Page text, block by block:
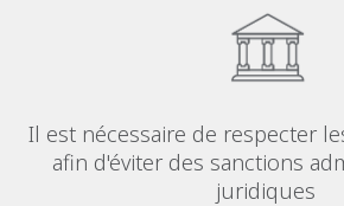
Il est nécessaire de respecter
afin d'éviter des sanctions
juridiques